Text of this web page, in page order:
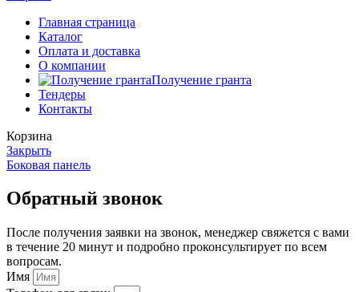
Главная страница
Каталог
Оплата и доставка
О компании
Получение гранта
Тендеры
Контакты
Корзина
Закрыть
Боковая панель
Обратный звонок
После получения заявки на звонок, менеджер свяжется с вами
в течение 20 минут и подробно проконсультирует по всем
вопросам.
Имя